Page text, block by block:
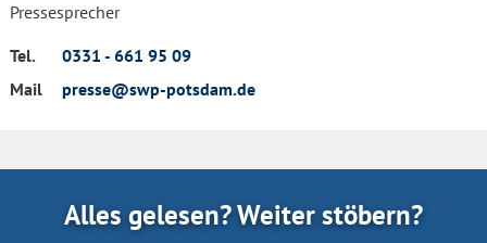
Pressesprecher
Tel.
0331 - 661 95 09
Mail
presse@swp-potsdam.de
Alles gelesen? Weiter stöbern?